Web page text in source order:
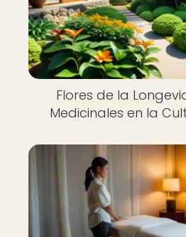
Flores de la
Medicinales en la